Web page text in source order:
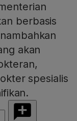
berbasis
akan
spesialis